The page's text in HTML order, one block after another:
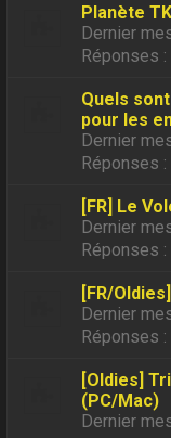
Planète
Dernier
Réponses :
Quels
pour les
Dernier
Réponses :
[FR] Le
Dernier
Réponses :
[FR/
Dernier
Réponses :
[Oldies]
(PC/Mac)
Dernier